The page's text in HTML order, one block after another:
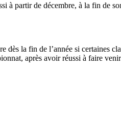
partir de décembre, à la fin de
la fin de l’année si certaines
après avoir réussi à faire